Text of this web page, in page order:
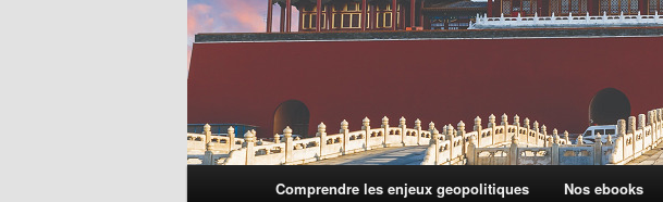
Comprendre les enjeux geopolitiques Nos ebooks